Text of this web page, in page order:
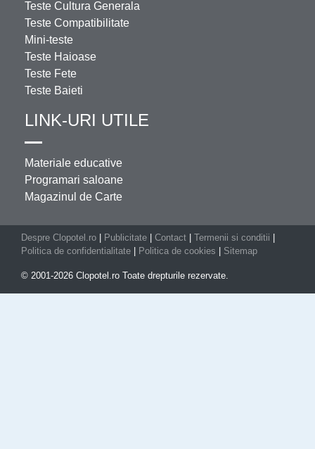
Teste Cultura Generala
Teste Compatibilitate
Mini-teste
Teste Haioase
Teste Fete
Teste Baieti
LINK-URI UTILE
Materiale educative
Programari saloane
Magazinul de Carte
Despre Clopotel.ro Publicitate Contact Termenii si conditii
Politica de confidentialitate
Politica de cookies Sitemap
© 2001-2026 Clopotel.ro Toate drepturile rezervate.